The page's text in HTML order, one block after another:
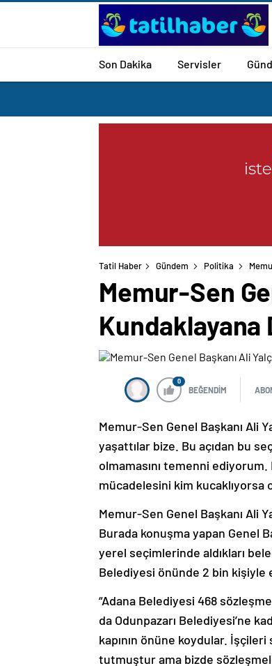
Son Dakika Servisler
Tatil Haber Gündem Politika
Memur-Sen
Kundaklayana
0
BEĞENDİM
Memur-Sen Genel Başkanı Ali
yaşattılar bize. Bu açıdan bu
olmamasını temenni
mücadelesini kim kucaklıyorsa
Memur-Sen Genel Başkanı Ali
Burada konuşma yapan Genel
yerel seçimlerinde aldıkları
Belediyesi önünde 2 bin kişiyle
“Adana Belediyesi 468
da Odunpazarı Belediyesi’ne
kapının önüne koydular.
tutmuştur ama bizde sözleşmeli